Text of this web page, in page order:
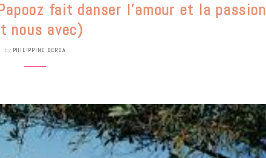
fait danser l’amour et la passion
nous avec)
by PHILIPPINE BERDA
BONS PLANS